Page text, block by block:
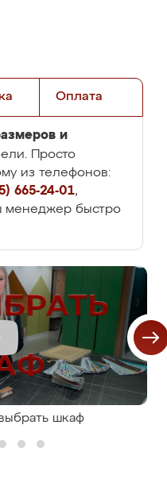
Оплата
и
Просто
из телефонов:
665-24-01,
менеджер быстро
шкаф